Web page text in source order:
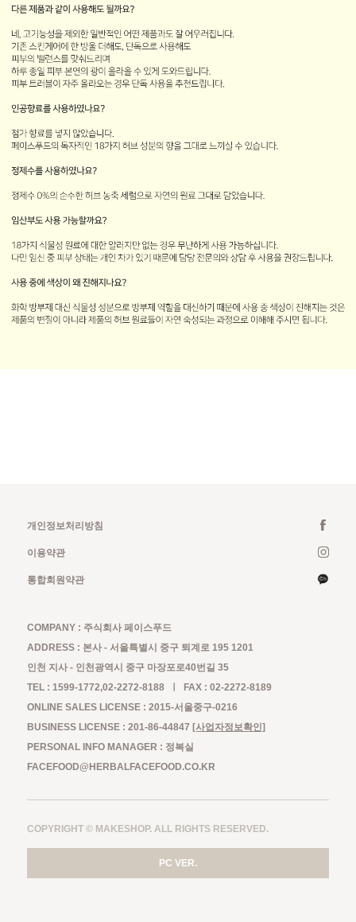
개인정보처리방침
이용약관
통합회원약관
COMPANY : 주식회사 페이스푸드
ADDRESS : 본사 - 서울특별시 중구 퇴계로 195 1201
인천 지사 - 인천광역시 중구 마장포로40번길 35
TEL : 1599-1772,02-2272-8188 ㅣ FAX : 02-2272-8189
ONLINE SALES LICENSE : 2015-서울중구-0216
BUSINESS LICENSE : 201-86-44847 [사업자정보확인]
PERSONAL INFO MANAGER : 정복실
FACEFOOD@HERBALFACEFOOD.CO.KR
COPYRIGHT © MAKESHOP. ALL RIGHTS RESERVED.
PC VER.